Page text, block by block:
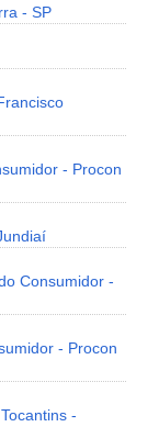
- SP
- Procon
Consumidor -
- Procon
-